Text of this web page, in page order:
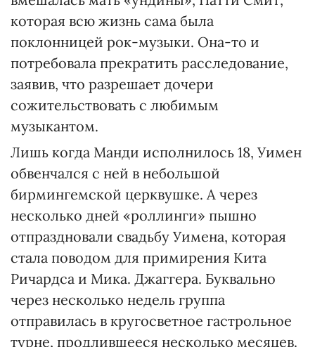
которая всю жизнь сама была
поклонницей рок-музыки. Она-то и
потребовала прекратить расследование,
заявив, что разрешает дочери
сожительствовать с любимым
музыкантом.
Лишь когда Манди исполнилось 18, Уимен
обвенчался с ней в небольшой
бирмингемской церквушке. А через
несколько дней «роллинги» пышно
отпраздновали свадьбу Уимена, которая
стала поводом для примирения Кита
Ричардса и Мика. Джаггера. Буквально
через несколько недель группа
отправилась в кругосветное гастрольное
турне, продлившееся несколько месяцев.